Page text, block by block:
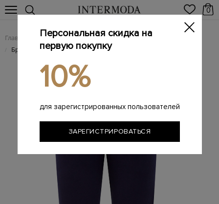
0
Главная Мужчинам / Одежда / Мужские брюки
/ Брендовые мужские брюки
Персональная скидка на
первую покупку
10%
для зарегистрированных пользователей
ЗАРЕГИСТРИРОВАТЬСЯ